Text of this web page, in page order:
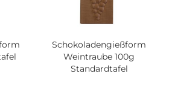
Schokoladengießform
Weintraube 100g
Standardtafel